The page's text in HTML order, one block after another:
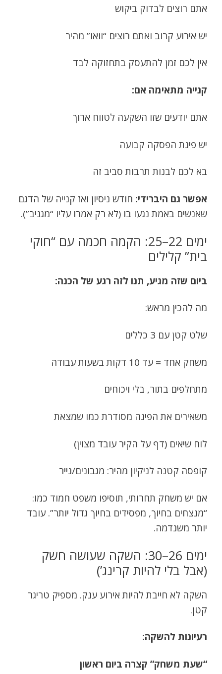
אתם רוצים לבדוק ביקוש
יש אירוע קרוב ואתם רוצים “וואו” מהיר
אין לכם זמן להתעסק בתחזוקה לבד
קנייה מתאימה אם:
אתם יודעים שזו השקעה לטווח ארוך
יש פינת הפסקה קבועה
בא לכם לבנות תרבות סביב זה
אפשר גם היברידי: חודש ניסיון ואז קנייה של הדגם
שאנשים באמת נגעו בו (לא רק אמרו עליו “מגניב”).
ימים 22–25: הקמה חכמה עם “חוקי
בית” קלילים
ביום שזה מגיע, תנו לזה רגע של הכנה:
מה להכין מראש:
שלט קטן עם 3 כללים
משחק אחד = עד 10 דקות בשעות עבודה
מתחלפים בתור, בלי ויכוחים
משאירים את הפינה מסודרת כמו שמצאת
לוח שיאים (דף על הקיר עובד מצוין)
קופסה קטנה לניקיון מהיר: מגבונים/נייר
אם יש משחק תחרותי, תוסיפו משפט חמוד כמו:
“מנצחים בחיוך, מפסידים בחיוך גדול יותר”. עובד
יותר משנדמה.
ימים 26–30: השקה שעושה חשק
(אבל בלי להיות קרינג’)
השקה לא חייבת להיות אירוע ענק. מספיק טריגר
קטן.
רעיונות להשקה:
“שעת משחק” קצרה ביום ראשון